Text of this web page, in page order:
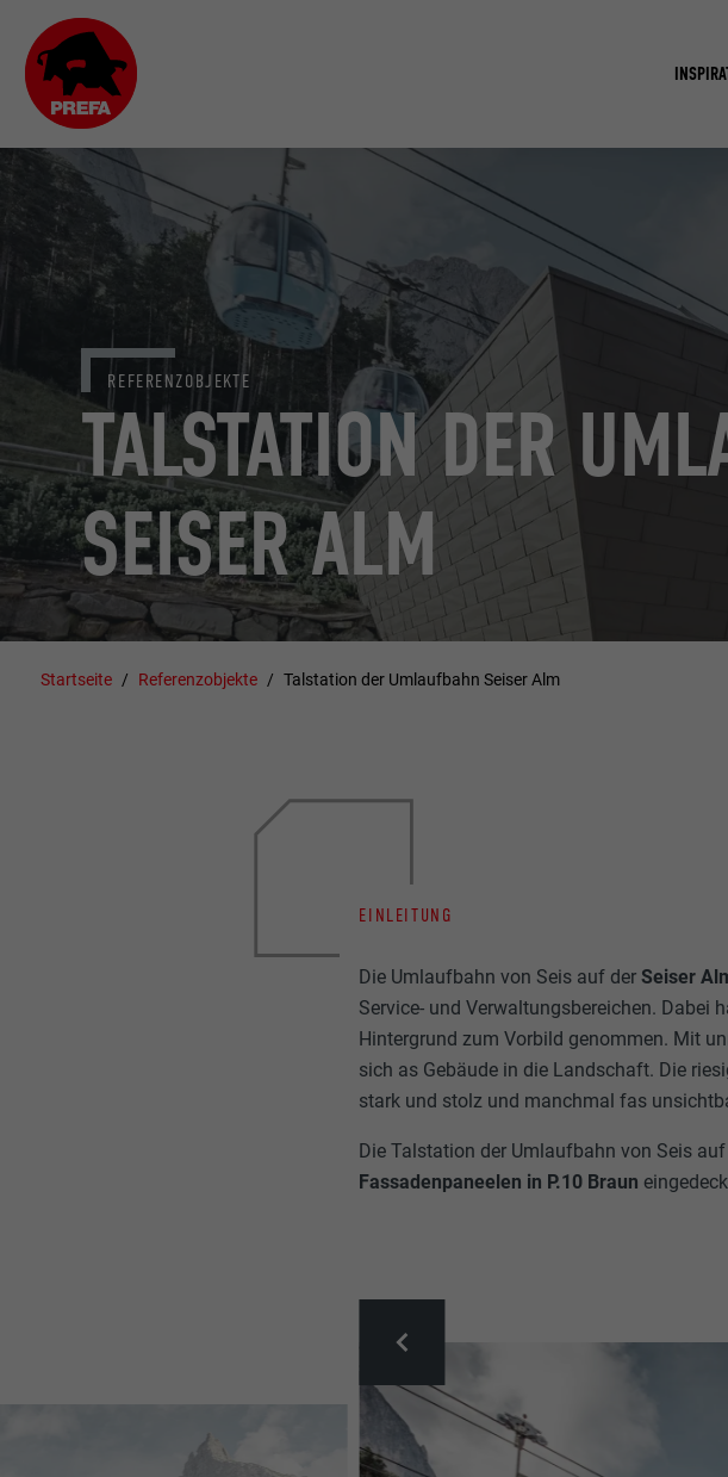
TALSTATION DER
SEISER ALM
REFERENZOBJEKTE
Startseite Referenzobjekte Talstation der Umlaufbahn Seiser Alm
EINLEITUNG
Die Umlaufbahn von Seis auf derSeiser
Service- und Verwaltungsbereichen. Dabei
Hintergrund zum Vorbild genommen. Mit
sich as Gebäude in die Landschaft. Die
stark und stolz und manchmal fas
Die Talstation der Umlaufbahn von Seis
Fassadenpaneelen in P.10 Braun